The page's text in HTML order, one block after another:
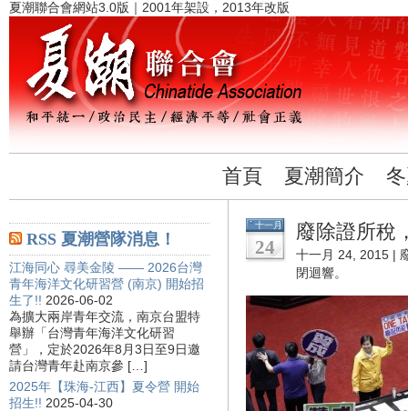
夏潮聯合會網站3.0版｜2001年架設，2013年改版
首頁 夏潮簡介
RSS 夏潮營隊消息！
江海同心 尋美金陵 —— 2026台灣
青年海洋文化研習營 (南京) 開始招
生了!! 2026-06-02
為擴大兩岸青年交流，南京台盟特
舉辦「台灣青年海洋文化研習
營」，定於2026年8月3日至9日邀
請台灣青年赴南京參 […]
2025年【珠海-江西】夏令營 開始
招生!! 2025-04-30
十一月
24
廢除證所稅
十一月 24, 2015 |
閉迴響。